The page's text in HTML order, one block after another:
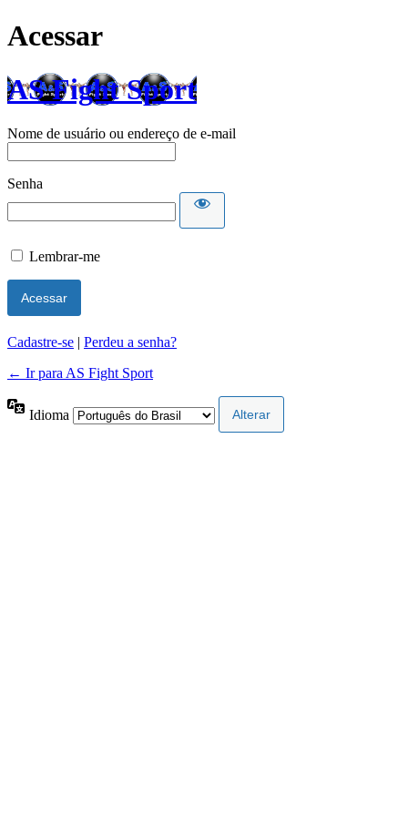
Acessar
AS Fight Sport
Nome de usuário ou endereço de e-mail
Senha
Lembrar-me
Cadastre-se | Perdeu a senha?
← Ir para AS Fight Sport
Idioma